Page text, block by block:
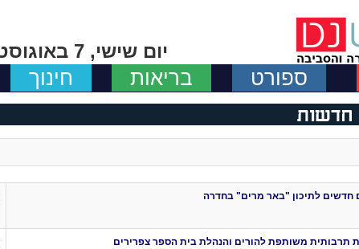
יום שישי, 7 באוגוסט 2026
ספורט בריאות חינוך
חדשים לתיכון "באר מרים" בחדרה
תרבותית משותפת להורים והנהלת בית הספר צפרירים